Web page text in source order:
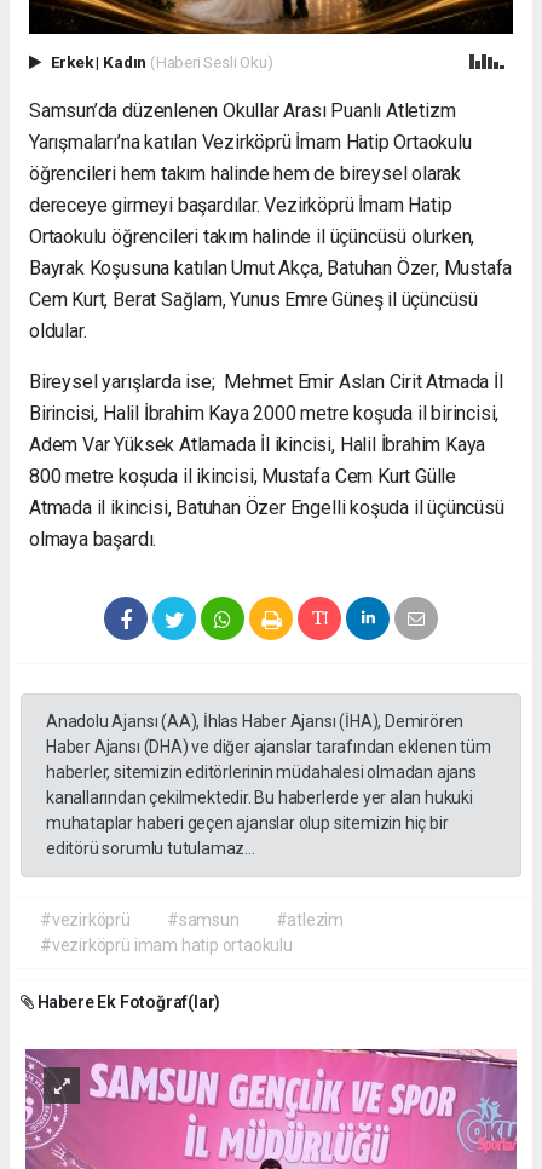
Erkek| Kadın (Haberi Sesli Oku)
Samsun’da düzenlenen Okullar Arası Puanlı Atletizm
Yarışmaları’na katılan Vezirköprü İmam Hatip Ortaokulu
öğrencileri hem takım halinde hem de bireysel olarak
dereceye girmeyi başardılar. Vezirköprü İmam Hatip
Ortaokulu öğrencileri takım halinde il üçüncüsü olurken,
Bayrak Koşusuna katılan Umut Akça, Batuhan Özer, Mustafa
Cem Kurt, Berat Sağlam, Yunus Emre Güneş il üçüncüsü
oldular.
Bireysel yarışlarda ise; Mehmet Emir Aslan Cirit Atmada İl
Birincisi, Halil İbrahim Kaya 2000 metre koşuda il birincisi,
Adem Var Yüksek Atlamada İl ikincisi, Halil İbrahim Kaya
800 metre koşuda il ikincisi, Mustafa Cem Kurt Gülle
Atmada il ikincisi, Batuhan Özer Engelli koşuda il üçüncüsü
olmaya başardı.
Anadolu Ajansı (AA), İhlas Haber Ajansı (İHA), Demirören
Haber Ajansı (DHA) ve diğer ajanslar tarafından eklenen tüm
haberler, sitemizin editörlerinin müdahalesi olmadan ajans
kanallarından çekilmektedir. Bu haberlerde yer alan hukuki
muhataplar haberi geçen ajanslar olup sitemizin hiç bir
editörü sorumlu tutulamaz...
#vezirköprü #samsun
#atlezim
#vezirköprü imam hatip ortaokulu
Habere Ek Fotoğraf(lar)